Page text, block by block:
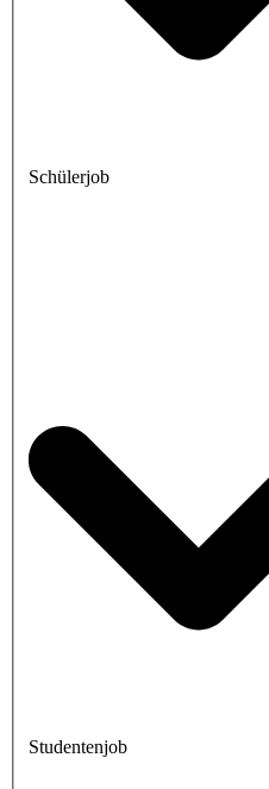
Schülerjob
Studentenjob